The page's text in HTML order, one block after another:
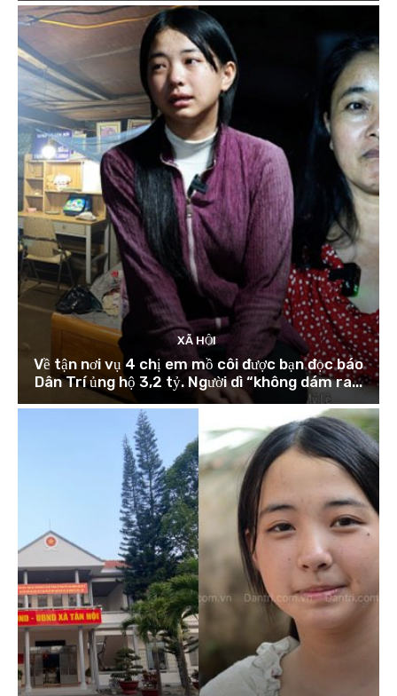
XÃ HỘI
Về tận nơi vụ 4 chị em mồ côi được bạn đọc báo
Dân Trí ủng hộ 3,2 tỷ. Người dì “không dám ra...